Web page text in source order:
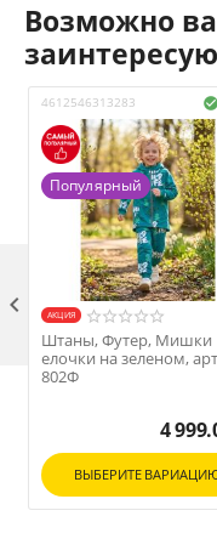
Возможно
4612546313283 
Популярный
AКЦИЯ
Штаны, Футер, Мишки
елочки на зеленом, арт.
802Ф
4
ВЫБЕРИТЕ
